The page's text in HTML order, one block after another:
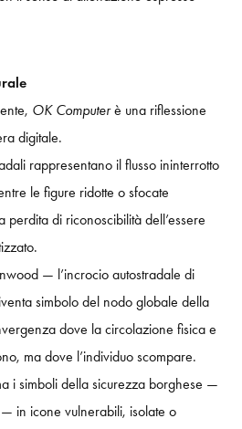
OK Computerè una riflessione
digitale.
rappresentano il flusso ininterrotto
le figure ridotte o sfocate
di riconoscibilità dell’essere
— l’incrocio autostradale di
simbolo del nodo globale della
dove la circolazione fisica e
ma dove l’individuo scompare.
i simboli della sicurezza borghese —
in icone vulnerabili, isolate o